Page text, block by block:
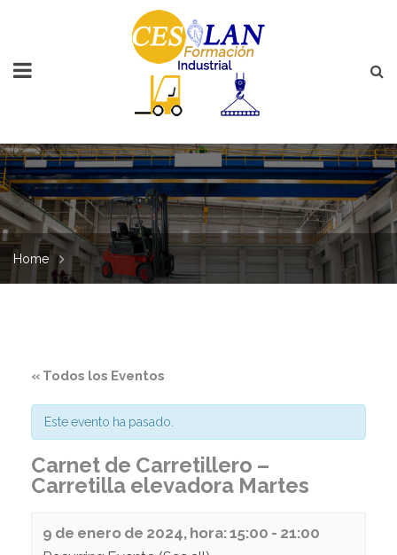
Home
« Todos los Eventos
Este evento ha pasado.
Carnet de Carretillero –
Carretilla elevadora Martes
9 de enero de 2024, hora: 15:00 - 21:00